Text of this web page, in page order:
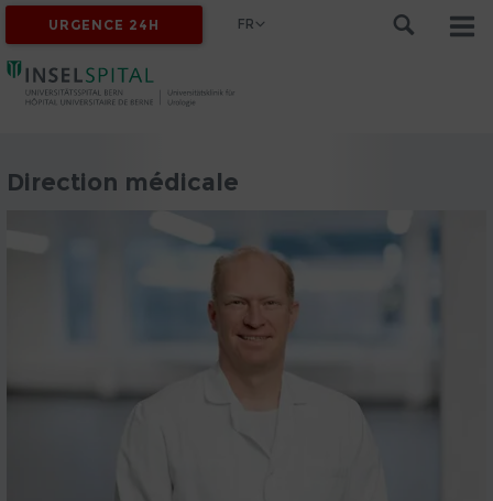
URGENCE 24H FR
Direction médicale